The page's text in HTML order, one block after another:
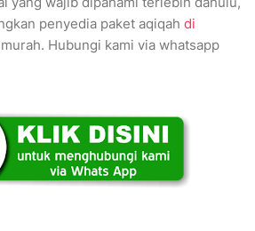
penyedia paket aqiqah di
Hubungi kami via whatsapp